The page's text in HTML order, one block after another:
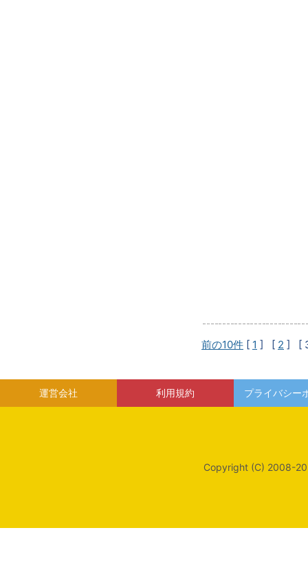
前の10件 [ 1 ] [ 2 ] [
運営会社 利用規約 プライバシー
Copyright (C) 2008-